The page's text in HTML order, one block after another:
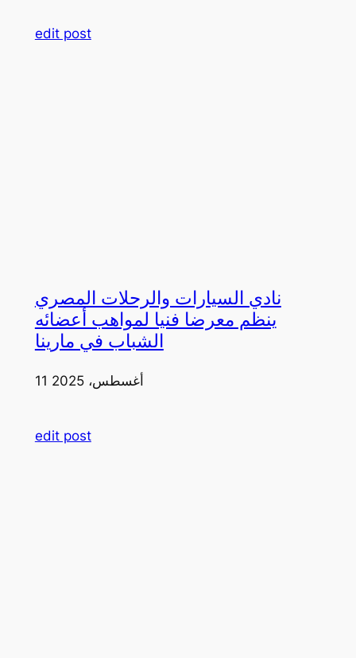
edit post
نادي السيارات والرحلات المصري
ينظم معرضا فنيا لمواهب أعضائه
الشباب في مارينا
11 أغسطس، 2025
edit post